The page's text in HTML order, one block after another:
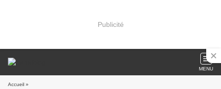
Publicité
MENU
Accueil »